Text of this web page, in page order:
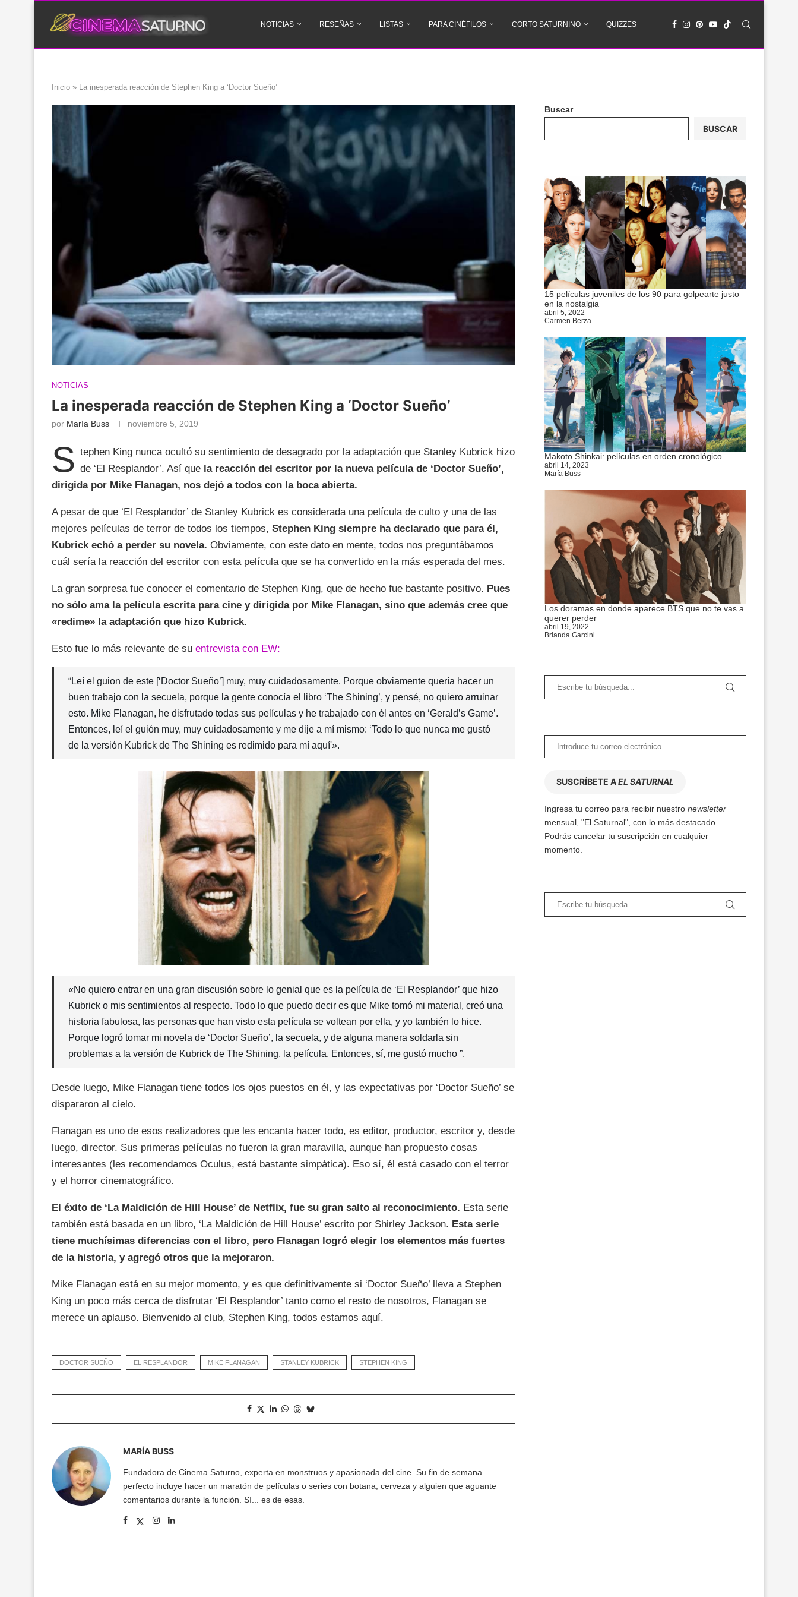
NOTICIAS RESEÑAS LISTAS PARA CINÉFILOS CORTO SATURNINO QUIZZES
Inicio » La inesperada reacción de Stephen King a ‘Doctor Sueño’
NOTICIAS
La inesperada reacción de Stephen King a ‘Doctor Sueño’
por María Buss noviembre 5, 2019
S tephen King nunca ocultó su sentimiento de desagrado por la adaptación que Stanley Kubrick hizo
de ‘El Resplandor’. Así que la reacción del escritor por la nueva película de ‘Doctor Sueño’,
dirigida por Mike Flanagan, nos dejó a todos con la boca abierta.
A pesar de que ‘El Resplandor’ de Stanley Kubrick es considerada una película de culto y una de las
mejores películas de terror de todos los tiempos, Stephen King siempre ha declarado que para él,
Kubrick echó a perder su novela. Obviamente, con este dato en mente, todos nos preguntábamos
cuál sería la reacción del escritor con esta película que se ha convertido en la más esperada del mes.
La gran sorpresa fue conocer el comentario de Stephen King, que de hecho fue bastante positivo. Pues
no sólo ama la película escrita para cine y dirigida por Mike Flanagan, sino que además cree que
«redime» la adaptación que hizo Kubrick.
Esto fue lo más relevante de su entrevista con EW:
“Leí el guion de este [‘Doctor Sueño’] muy, muy cuidadosamente. Porque obviamente quería hacer un
buen trabajo con la secuela, porque la gente conocía el libro ‘The Shining’, y pensé, no quiero arruinar
esto. Mike Flanagan, he disfrutado todas sus películas y he trabajado con él antes en ‘Gerald’s Game’.
Entonces, leí el guión muy, muy cuidadosamente y me dije a mí mismo: ‘Todo lo que nunca me gustó
de la versión Kubrick de The Shining es redimido para mí aquí'».
«No quiero entrar en una gran discusión sobre lo genial que es la película de ‘El Resplandor’ que hizo
Kubrick o mis sentimientos al respecto. Todo lo que puedo decir es que Mike tomó mi material, creó una
historia fabulosa, las personas que han visto esta película se voltean por ella, y yo también lo hice.
Porque logró tomar mi novela de ‘Doctor Sueño’, la secuela, y de alguna manera soldarla sin
problemas a la versión de Kubrick de The Shining, la película. Entonces, sí, me gustó mucho ”.
Desde luego, Mike Flanagan tiene todos los ojos puestos en él, y las expectativas por ‘Doctor Sueño’ se
dispararon al cielo.
Flanagan es uno de esos realizadores que les encanta hacer todo, es editor, productor, escritor y, desde
luego, director. Sus primeras películas no fueron la gran maravilla, aunque han propuesto cosas
interesantes (les recomendamos Oculus, está bastante simpática). Eso sí, él está casado con el terror
y el horror cinematográfico.
El éxito de ‘La Maldición de Hill House’ de Netflix, fue su gran salto al reconocimiento. Esta serie
también está basada en un libro, ‘La Maldición de Hill House’ escrito por Shirley Jackson. Esta serie
tiene muchísimas diferencias con el libro, pero Flanagan logró elegir los elementos más fuertes
de la historia, y agregó otros que la mejoraron.
Mike Flanagan está en su mejor momento, y es que definitivamente si ‘Doctor Sueño’ lleva a Stephen
King un poco más cerca de disfrutar ‘El Resplandor’ tanto como el resto de nosotros, Flanagan se
merece un aplauso. Bienvenido al club, Stephen King, todos estamos aquí.
DOCTOR SUEÑO EL RESPLANDOR MIKE FLANAGAN STANLEY KUBRICK STEPHEN KING
MARÍA BUSS
Fundadora de Cinema Saturno, experta en monstruos y apasionada del cine. Su fin de semana
perfecto incluye hacer un maratón de películas o series con botana, cerveza y alguien que aguante
comentarios durante la función. Sí... es de esas.
Buscar
BUSCAR
15 películas juveniles de los 90 para golpearte justo
en la nostalgia
abril 5, 2022
Carmen Berza
Makoto Shinkai: películas en orden cronológico
abril 14, 2023
María Buss
Los doramas en donde aparece BTS que no te vas a
querer perder
abril 19, 2022
Brianda Garcini
SUSCRÍBETE AEL SATURNAL
Ingresa tu correo para recibir nuestro newsletter
mensual, "El Saturnal", con lo más destacado.
Podrás cancelar tu suscripción en cualquier
momento.